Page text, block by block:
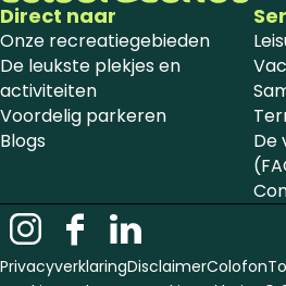
Direct naar
Onze recreatiegebieden
De leukste plekjes en
activiteiten
Voordelig parkeren
Blogs
De
I
n
F
a
L
i
PrivacyverklaringDisclaimerColofon